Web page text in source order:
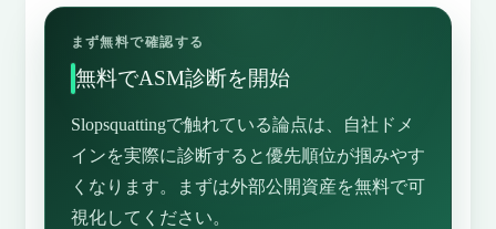
まず無料で確認する
無料でASM診断を開始
Slopsquattingで触れている論点は、自社ドメ
インを実際に診断すると優先順位が掴みやす
くなります。まずは外部公開資産を無料で可
視化してください。